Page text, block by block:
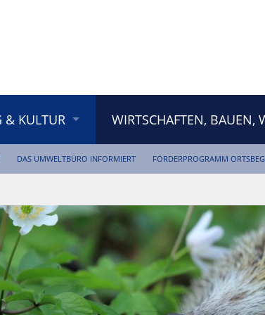
& KULTUR WIRTSCHAFTEN,
DAS UMWELTBÜRO INFORMIERT FÖRDERPROGRAMM